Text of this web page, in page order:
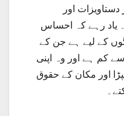
اور
یاد رہے کہ احساس
کے لیے ہے جن کے
سکیل کا 40 فیصد سے کم ہے اور وہ اپنی
اور مکان کے حقوق